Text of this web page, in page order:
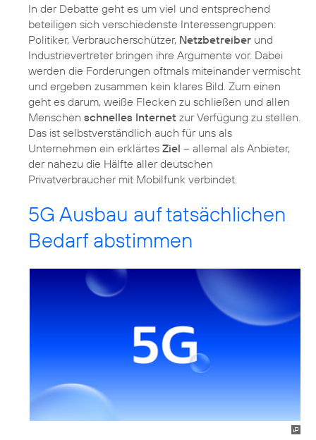
In der Debatte geht es um viel und entsprechend
beteiligen sich verschiedenste Interessengruppen:
Politiker, Verbraucherschützer, Netzbetreiber und
Industrievertreter bringen ihre Argumente vor. Dabei
werden die Forderungen oftmals miteinander vermischt
und ergeben zusammen kein klares Bild. Zum einen
geht es darum, weiße Flecken zu schließen und allen
Menschen schnelles Internet zur Verfügung zu stellen.
Das ist selbstverständlich auch für uns als
Unternehmen ein erklärtes Ziel – allemal als Anbieter,
der nahezu die Hälfte aller deutschen
Privatverbraucher mit Mobilfunk verbindet.
5G Ausbau auf tatsächlichen
Bedarf abstimmen